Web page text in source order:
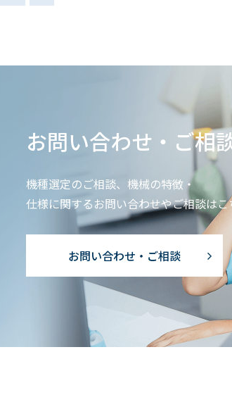
お問い合わせ・ご相
機種選定のご相談、機械の特徴・
仕様に関するお問い合わせやご相談は
お問い合わせ・ご相談